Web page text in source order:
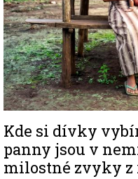
Kde si dívky
panny jsou v
milostné zvyky z